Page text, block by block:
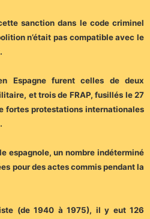
sanction dans le code criminel
n’était pas compatible avec le
Espagne furent celles de deux
et trois de FRAP, fusillés le 27
fortes protestations internationales
espagnole, un nombre indéterminé
pour des actes commis pendant la
(de 1940 à 1975), il y eut 126